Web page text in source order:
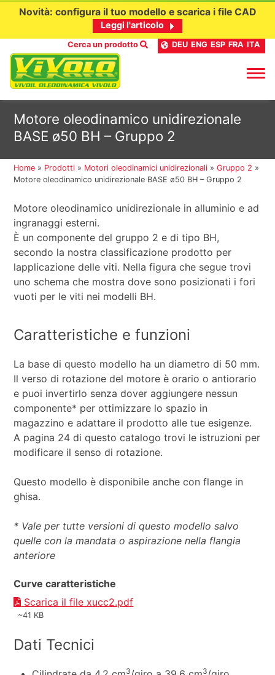
contenuto
Novità: configura il tuo modello e scarica i file CAD
Leggi l'articolo
Cerca un prodotto DEU ENG ESP FRA ITA
Motore oleodinamico unidirezionale
BASE ø50 BH – Gruppo 2
Home » Prodotti » Motori oleodinamici unidirezionali »Gruppo 2 »
Motore oleodinamico unidirezionale BASE ø50 BH – Gruppo 2
Motore oleodinamico unidirezionale in alluminio e ad
ingranaggi esterni.
È un componente del gruppo 2 e di tipo BH,
secondo la nostra classificazione prodotto per
lapplicazione delle viti. Nella figura che segue trovi
uno schema che mostra dove sono posizionati i fori
vuoti per le viti nei modelli BH.
Caratteristiche e funzioni
La base di questo modello ha un diametro di 50 mm.
Il verso di rotazione del motore è orario o antiorario
e puoi invertirlo senza dover aggiungere nessun
componente* per ottimizzare lo spazio in
magazzino e adattare il prodotto alle tue esigenze.
A pagina 24 di questo catalogo trovi le istruzioni per
modificare il senso di rotazione.
Questo modello è disponibile anche con flange in
ghisa.
* Vale per tutte versioni di questo modello salvo
quelle con la mandata o aspirazione nella flangia
anteriore
Curve caratteristiche
Scarica il file xucc2.pdf
~41 KB
Dati Tecnici
3 3